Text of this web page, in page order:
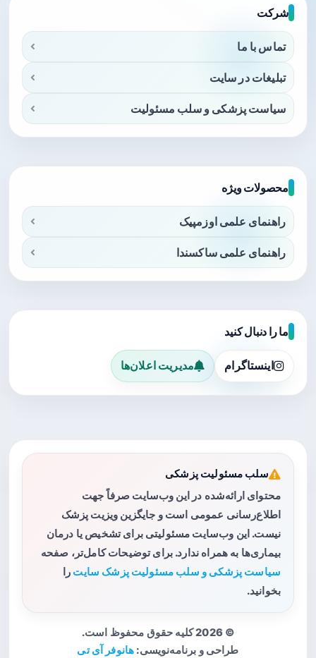
شرکت
تماس با ما
تبلیغات در سایت
سیاست پزشکی و سلب مسئولیت
محصولات ویژه
راهنمای علمی اوزمپیک
راهنمای علمی ساکسندا
ما را دنبال کنید
اینستاگرام مدیریت اعلان‌ها
سلب مسئولیت پزشکی
محتوای ارائه‌شده در این وب‌سایت صرفاً جهت
اطلاع‌رسانی عمومی است و جایگزین ویزیت پزشک
نیست. این وب‌سایت مسئولیتی برای تشخیص یا درمان
بیماری‌ها به همراه ندارد. برای توضیحات کامل‌تر، صفحه
سیاست پزشکی و سلب مسئولیت پزشک سایت را
بخوانید.
© 2026 کلیه حقوق محفوظ است.
طراحی و برنامه‌نویسی: هانوفر آی تی